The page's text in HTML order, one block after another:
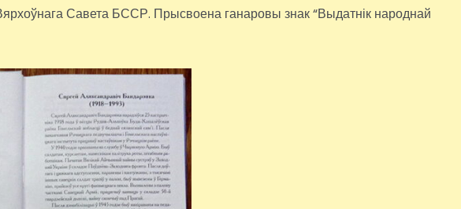
Савета БССР. Прысвоена ганаровы знак “Выдатнік народнай